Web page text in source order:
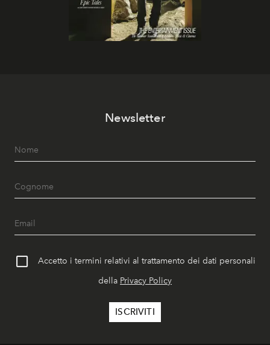
Newsletter
Accetto i termini relativi al trattamento dei dati personali
della Privacy Policy